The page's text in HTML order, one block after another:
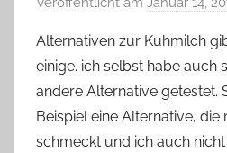
Alternativen zur Kuhmilch
einige. ich selbst habe auch
andere Alternative getestet.
Beispiel eine Alternative,
schmeckt und ich auch